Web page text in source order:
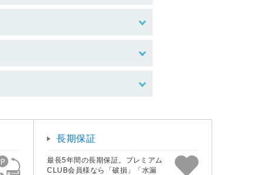
長期保証
最長5年間の長期保証。プレミアム
CLUB会員様なら「破損」「水漏